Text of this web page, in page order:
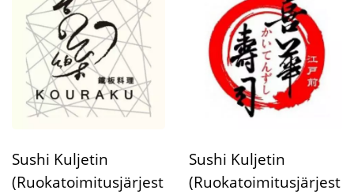
Sushi Kuljetin
(ruokatoimitusjärjest
Sushi Kuljetin
(ruokatoimitusjärjest